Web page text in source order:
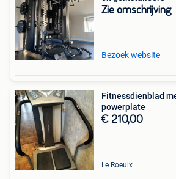
Zie omschrijving
Bezoek website
Fitnessdienblad
powerplate
€ 210,00
Le Roeulx